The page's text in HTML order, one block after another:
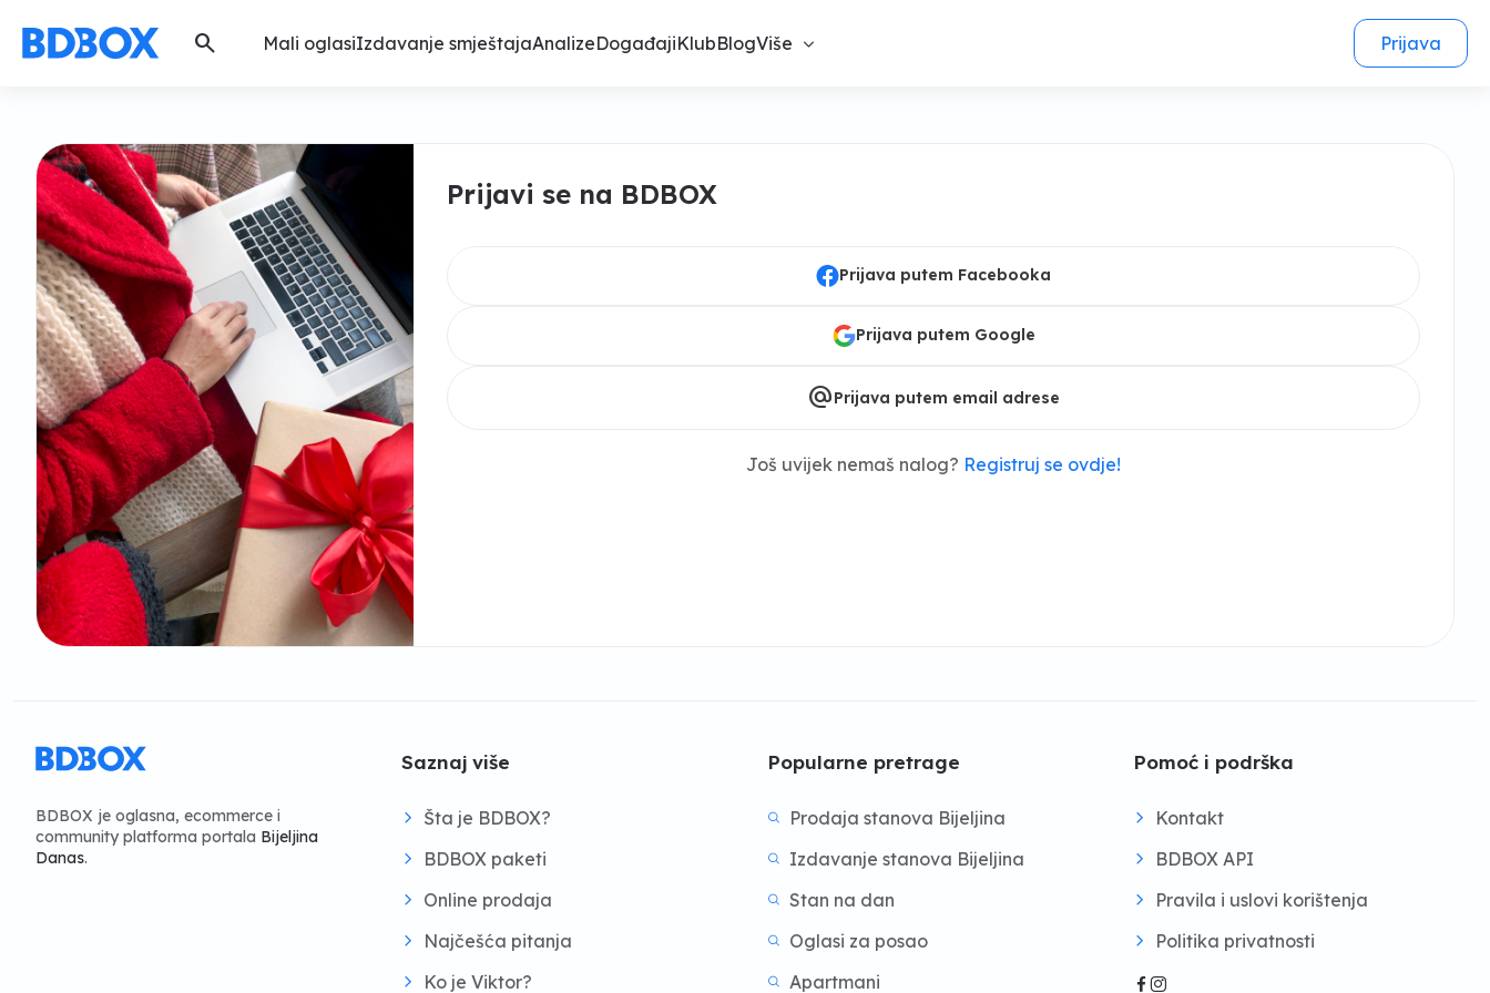
search Mali oglasiIzdavanje smještajaAnalizeDogađajiKlubBlogViše Prijava
Prijavi se na BDBOX
Prijava putem Facebooka
Prijava putem Google
alternate_emailPrijava putem email adrese
Još uvijek nemaš nalog? Registruj se ovdje!
BDBOX je oglasna, ecommerce i
community platforma portala Bijeljina
Danas.
Saznaj više
Šta je BDBOX?
BDBOX paketi
Online prodaja
Najčešća pitanja
Ko je Viktor?
Popularne pretrage
Prodaja stanova Bijeljina
Izdavanje stanova Bijeljina
Stan na dan
Oglasi za posao
Apartmani
Pomoć i podrška
Kontakt
BDBOX API
Pravila i uslovi korištenja
Politika privatnosti